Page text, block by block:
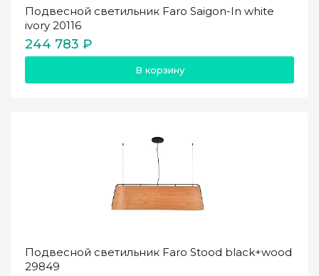
Подвесной светильник Faro Saigon-In white
ivory 20116
244 783 ₽
В корзину
Подвесной светильник Faro Stood black+wood
29849